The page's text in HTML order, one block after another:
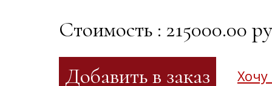
Стоимость : 215000.00
Хочу